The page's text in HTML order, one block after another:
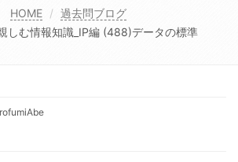
HOME
過去問ブログ
しむ情報知識_IP編 (488)データの標準